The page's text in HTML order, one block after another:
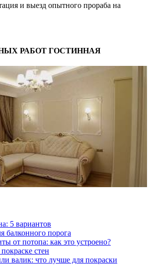
и выезд опытного прораба на
РАБОТ ГОСТИННАЯ
5 вариантов
балконного порога
от потопа: как это устроено?
стен
валик: что лучше для покраски